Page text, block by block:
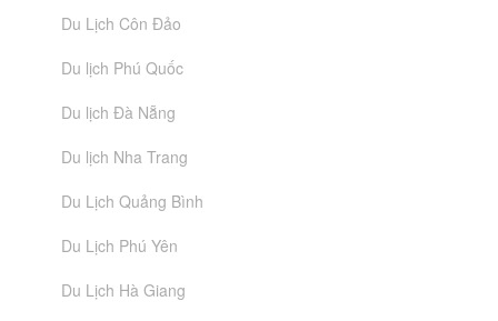
Du Lịch Côn Đảo
Du lịch Phú Quốc
Du lịch Đà Nẵng
Du lịch Nha Trang
Du Lịch Quảng Bình
Du Lịch Phú Yên
Du Lịch Hà Giang